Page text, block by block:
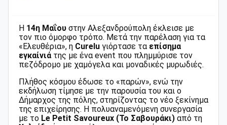
Η 14η Μαΐου στην Αλεξανδρούπολη έκλεισε με
τον πιο όμορφο τρόπο. Μετά την παρέλαση για τα
«Ελευθέρια», η Curelu γιόρτασε τα επίσημα
εγκαίνιάτης με ένα event που πλημμύρισε τον
πεζόδρομο με χαμόγελα και μοναδικές μυρωδιές.
Πλήθος κόσμου έδωσε το «παρών», ενώ την
εκδήλωση τίμησε με την παρουσία του και ο
Δήμαρχος της πόλης, στηρίζοντας το νέο ξεκίνημα
της επιχείρησης. Η πολυαναμενόμενη συνεργασία
με το Le Petit Savoureux (Το Σαβουράκι) από τη